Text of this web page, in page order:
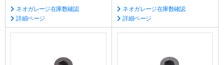
ネオガレージ在庫数確認
詳細ページ
ネオガレージ在庫数確認
詳細ページ